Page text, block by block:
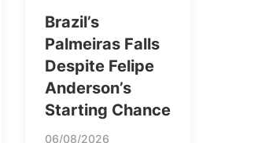
Brazil’s
Palmeiras Falls
Despite Felipe
Anderson’s
Starting Chance
06/08/2026